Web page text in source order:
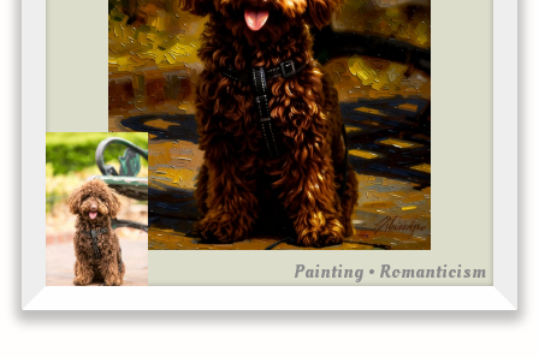
Painting • Romanticism